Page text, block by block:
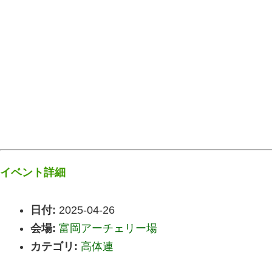
イベント詳細
日付: 2025-04-26
会場: 富岡アーチェリー場
カテゴリ: 高体連